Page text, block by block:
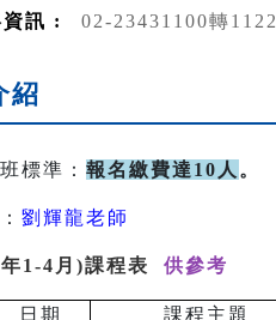
訊 : 02-23431100轉1122
紹
標準： 報名繳費達10人 。
劉輝龍老師
1-4月)課程表 供參考
日期 課程主題